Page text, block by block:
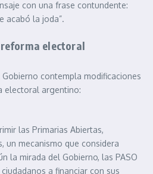
con una frase contundente:
acabó la joda”.
electoral
contempla modificaciones
electoral argentino:
las Primarias Abiertas,
un mecanismo que considera
la mirada del Gobierno, las PASO
a financiar con sus